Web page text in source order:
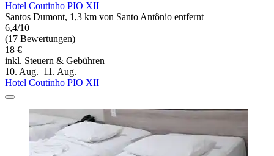
Hotel Coutinho PIO XII
Santos Dumont, 1,3 km von Santo Antônio entfernt
6,4/10
(17 Bewertungen)
18 €
inkl. Steuern & Gebühren
10. Aug.–11. Aug.
Hotel Coutinho PIO XII